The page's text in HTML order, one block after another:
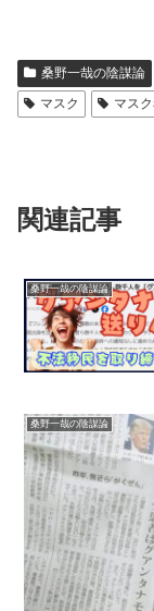
桑野一哉の陰謀論
マスク
マス
関連記事
桑野一哉の陰謀論
桑野一哉の陰謀論